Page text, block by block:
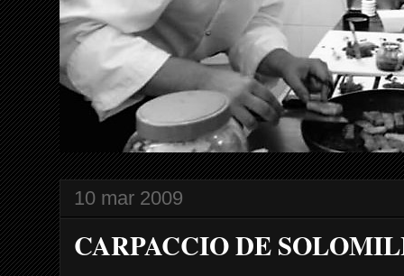
10 mar 2009
CARPACCIO DE